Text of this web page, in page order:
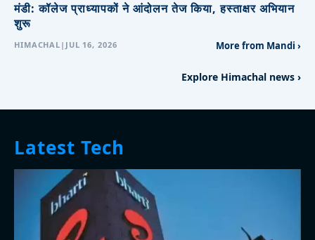
मंडी: कॉलेज प्राध्यापकों ने आंदोलन तेज किया, हस्ताक्षर अभियान
शुरू
HIMACHAL | JUL 16, 2026 More from Mandi ›
Explore Himachal news ›
Latest Tech